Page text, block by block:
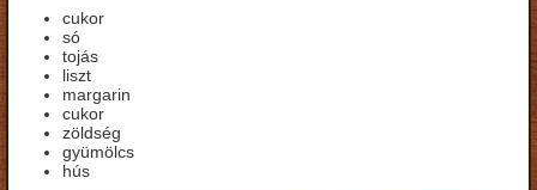
cukor
só
tojás
liszt
margarin
cukor
zöldség
gyümölcs
hús